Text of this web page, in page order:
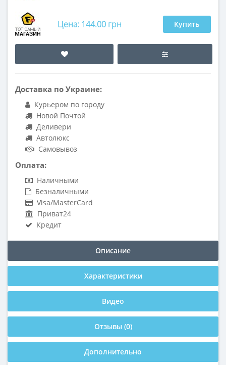
Цена: 144.00 грн Купить
Доставка по Украине:
Курьером по городу
Новой Почтой
Деливери
Автолюкс
Самовывоз
Оплата:
Наличными
Безналичными
Visa/MasterCard
Приват24
Кредит
Описание
Характеристики
Видео
Отзывы (0)
Дополнительно